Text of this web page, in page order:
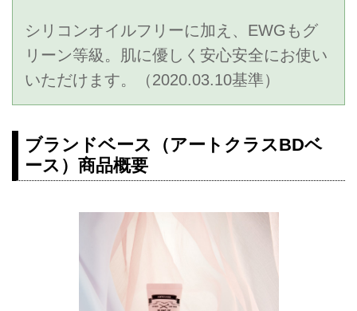
シリコンオイルフリーに加え、EWGもグ
リーン等級。肌に優しく安心安全にお使い
いただけます。（2020.03.10基準）
ブランドベース（アートクラスBDベ
ース）商品概要